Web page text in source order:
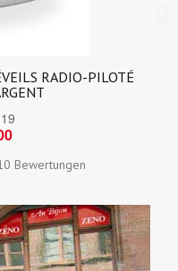
RADIO-PILOTÉ
Bewertungen